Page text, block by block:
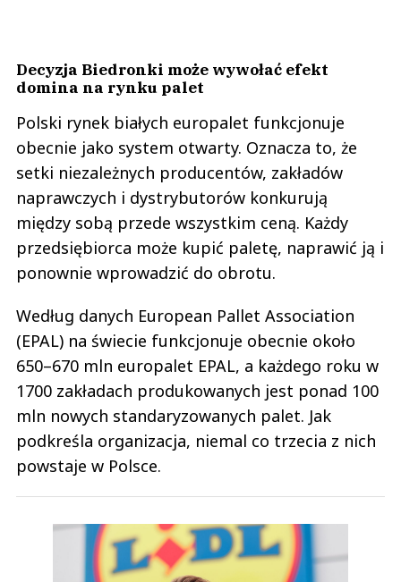
Decyzja Biedronki może wywołać efekt
domina na rynku palet
Polski rynek białych europalet funkcjonuje
obecnie jako system otwarty. Oznacza to, że
setki niezależnych producentów, zakładów
naprawczych i dystrybutorów konkurują
między sobą przede wszystkim ceną. Każdy
przedsiębiorca może kupić paletę, naprawić ją i
ponownie wprowadzić do obrotu.
Według danych European Pallet Association
(EPAL) na świecie funkcjonuje obecnie około
650–670 mln europalet EPAL, a każdego roku w
1700 zakładach produkowanych jest ponad 100
mln nowych standaryzowanych palet. Jak
podkreśla organizacja, niemal co trzecia z nich
powstaje w Polsce.